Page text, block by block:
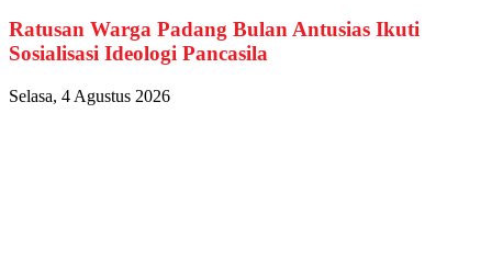
Ratusan Warga Padang Bulan Antusias Ikuti
Sosialisasi Ideologi Pancasila
Selasa, 4 Agustus 2026